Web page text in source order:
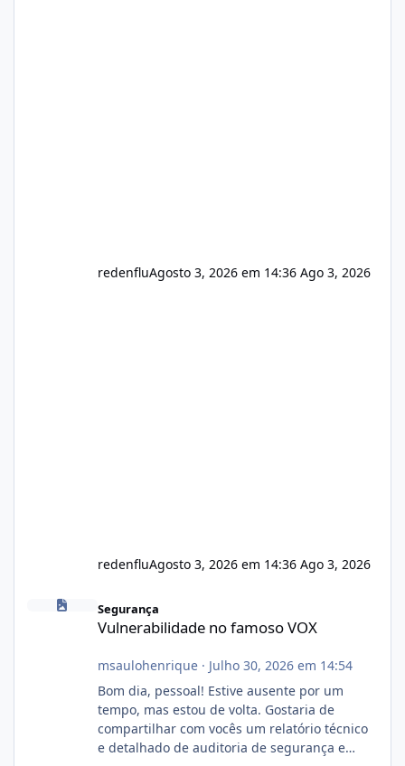
redenfluAgosto 3, 2026 em 14:36 Ago 3, 2026
redenfluAgosto 3, 2026 em 14:36 Ago 3, 2026
Segurança
Vulnerabilidade no famoso VOX
msaulohenrique· Julho 30, 2026 em 14:54
Bom dia, pessoal! Estive ausente por um
tempo, mas estou de volta. Gostaria de
compartilhar com vocês um relatório técnico
e detalhado de auditoria de segurança e